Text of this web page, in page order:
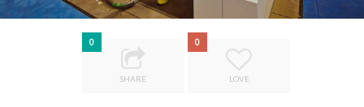
0
SHARE
0
LOVE